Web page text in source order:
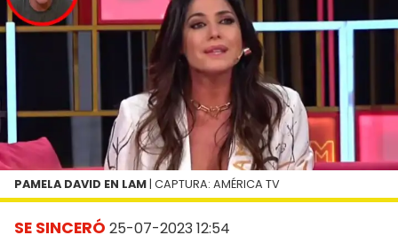
SE SINCERÓ 25-07-2023 12:54
PAMELA DAVID EN LAM | CAPTURA: AMÉRICA TV